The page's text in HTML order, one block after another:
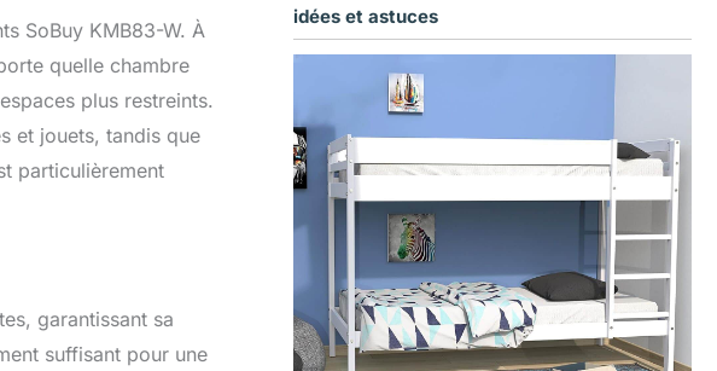
HG, KMB65-
SoBuy KMB83-W. À
quelle chambre
plus restreints.
et jouets, tandis que
particulièrement
garantissant sa
suffisant pour une
idées et astuces